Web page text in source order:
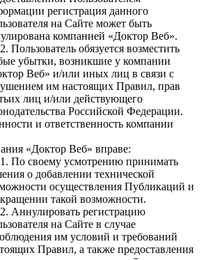
регистрация данного
на Сайте может быть
компанией «Доктор Веб».
Пользователь обязуется возместить
убытки, возникшие у компании
Веб» и/или иных лиц в связи с
им настоящих Правил, прав
лиц и/или действующего
Российской Федерации.
и ответственность компании
«Доктор Веб» вправе:
По своему усмотрению принимать
о добавлении технической
осуществления Публикаций и
такой возможности.
Аннулировать регистрацию
на Сайте в случае
им условий и требований
Правил, а также предоставления